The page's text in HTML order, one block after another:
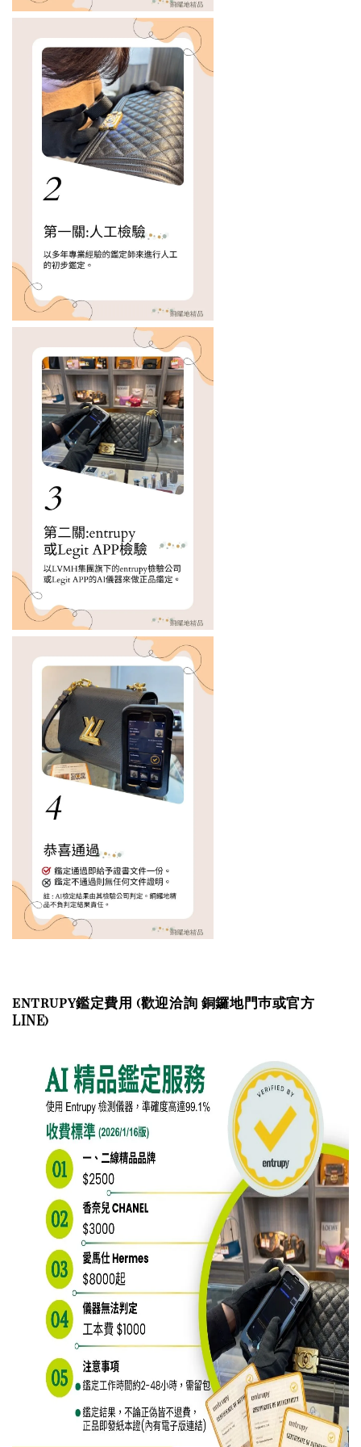
entrupy鑑定費用 (歡迎洽詢 銅鑼地門巿或官方
LINE)